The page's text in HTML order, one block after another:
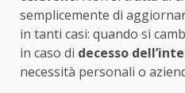
semplicemente di
in tanti casi: quando si
in caso di decesso
necessità personali o